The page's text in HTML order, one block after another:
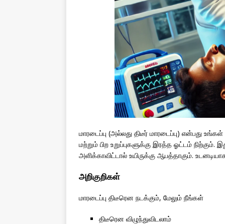
மாரடைப்பு (அல்லது திடீர் மாரடைப்பு) என்பது
மற்றும் பிற உறுப்புகளுக்கு இரத்த ஓட்டம்
அளிக்காவிட்டால் உயிருக்கு ஆபத்தாகும்.
அறிகுறிகள்
மாரடைப்பு திடீரென நடக்கும், மேலும் நீங்கள்
திடீரென விழுந்துவிடலாம்